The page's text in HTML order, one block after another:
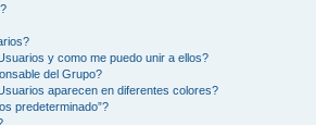
y como me puedo unir a ellos?
del Grupo?
aparecen en diferentes colores?
predeterminado”?